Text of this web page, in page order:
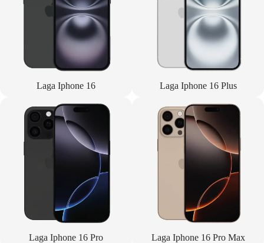
Laga Iphone 16 Laga Iphone 16 Plus
Laga Iphone 16 Pro Laga Iphone 16 Pro Max